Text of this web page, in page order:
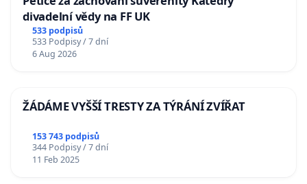
divadelní vědy na FF UK
533 podpisů
533 Podpisy / 7 dní
6 Aug 2026
ŽÁDÁME VYŠŠÍ TRESTY ZA TÝRÁNÍ ZVÍŘAT
153 743 podpisů
344 Podpisy / 7 dní
11 Feb 2025